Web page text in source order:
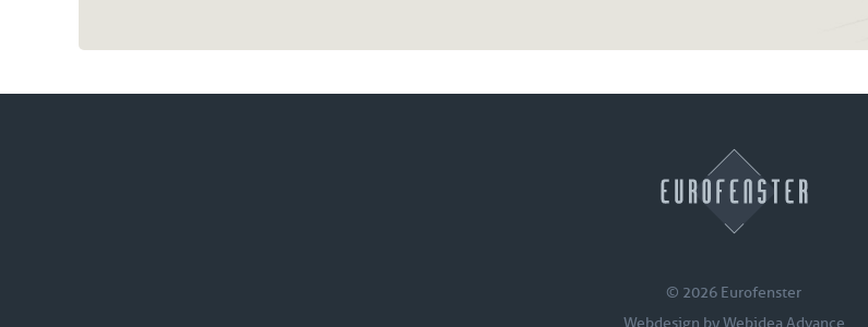
© 2026 Eurofenster
Webdesign byWebidea Advance